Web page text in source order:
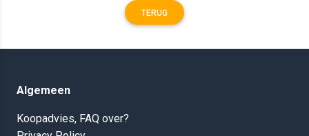
TERUG
Algemeen
Koopadvies, FAQ over?